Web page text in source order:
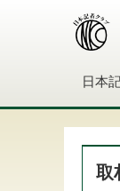
日本
取